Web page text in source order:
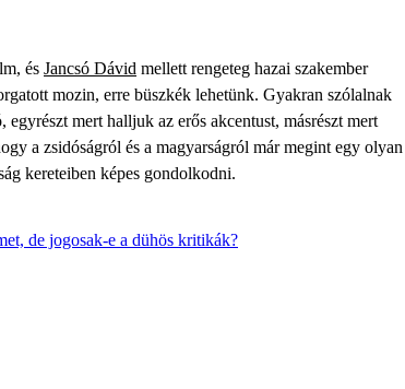
és Jancsó Dávid mellett rengeteg hazai szakember
mozin, erre büszkék lehetünk. Gyakran szólalnak
mert halljuk az erős akcentust, másrészt mert
a zsidóságról és a magyarságról már megint egy olyan
kereteiben képes gondolkodni.
de jogosak-e a dühös kritikák?